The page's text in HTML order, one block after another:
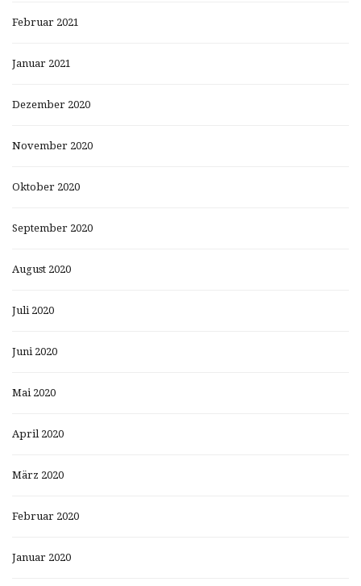
Februar 2021
Januar 2021
Dezember 2020
November 2020
Oktober 2020
September 2020
August 2020
Juli 2020
Juni 2020
Mai 2020
April 2020
März 2020
Februar 2020
Januar 2020